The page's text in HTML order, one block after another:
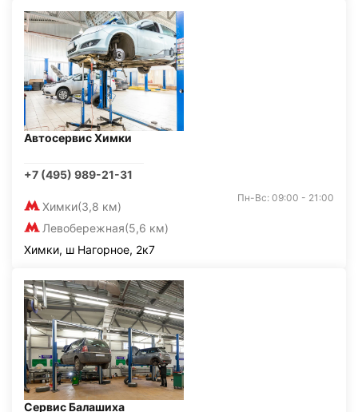
Автосервис Химки
+7 (495) 989-21-31
Химки(3,8 км)
Левобережная(5,6 км)
Пн-Вс: 09:00 - 21:00
Химки, ш Нагорное, 2к7
Сервис Балашиха